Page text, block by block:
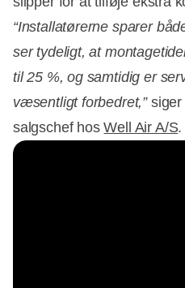
“Installatørerne sparer
ser tydeligt, at
til 25 %, og samtidig er
væsentligt forbedret,” siger
salgschef hosWell Air A/S.